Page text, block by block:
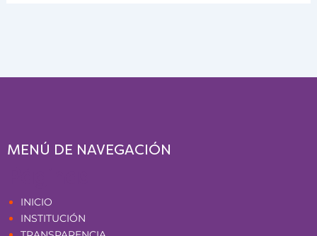
MENÚ DE NAVEGACIÓN
INICIO
INSTITUCIÓN